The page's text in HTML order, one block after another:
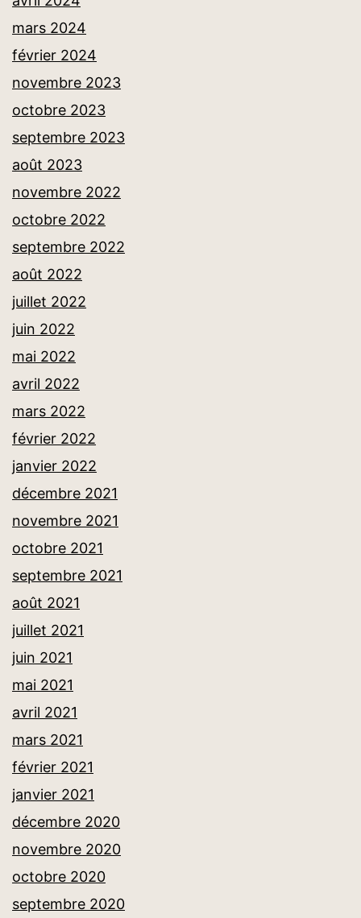
mars 2024
février 2024
novembre 2023
octobre 2023
septembre 2023
août 2023
novembre 2022
octobre 2022
septembre 2022
août 2022
juillet 2022
juin 2022
mai 2022
avril 2022
mars 2022
février 2022
janvier 2022
décembre 2021
novembre 2021
octobre 2021
septembre 2021
août 2021
juillet 2021
juin 2021
mai 2021
avril 2021
mars 2021
février 2021
janvier 2021
décembre 2020
novembre 2020
octobre 2020
septembre 2020